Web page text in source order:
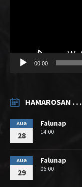
00:00
HAMAROSAN . . .
AUG
28
Falunap
14:00
AUG
29
Falunap
06:00